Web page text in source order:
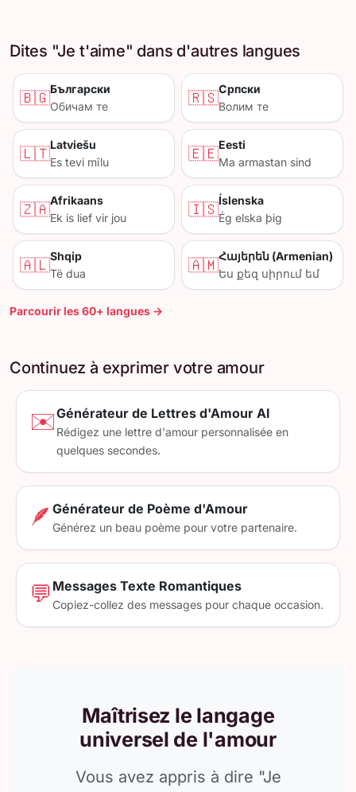
Dites "Je t'aime" dans d'autres langues
🇧🇬Български
Обичам те
🇷🇸Српски
Волим те
🇱🇹Latviešu
Es tevi mīlu
🇪🇪Eesti
Ma armastan sind
🇿🇦Afrikaans
Ek is lief vir jou
🇮🇸Íslenska
Ég elska þig
🇦🇱Shqip
Të dua
🇦🇲Հայերեն (Armenian)
Ես քեզ սիրում եմ
Parcourir les 60+ langues →
Continuez à exprimer votre amour
✉️Générateur de Lettres d'Amour AI
Rédigez une lettre d'amour personnalisée en
quelques secondes.
🪶 Générateur de Poème d'Amour
Générez un beau poème pour votre partenaire.
💬 Messages Texte Romantiques
Copiez-collez des messages pour chaque occasion.
Maîtrisez le langage
universel de l'amour
Vous avez appris à dire "Je